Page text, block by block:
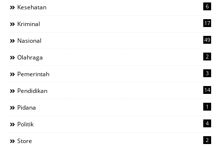
Kesehatan 6
Kriminal 17
Nasional 49
Olahraga 2
Pemerintah 3
Pendidikan 14
Pidana 1
Politik 4
Store 2